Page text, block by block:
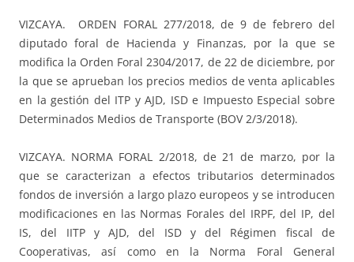
VIZCAYA. ORDEN FORAL 277/2018, de 9 de febrero del
diputado foral de Hacienda y Finanzas, por la que se
modifica la Orden Foral 2304/2017, de 22 de diciembre, por
la que se aprueban los precios medios de venta aplicables
en la gestión del ITP y AJD, ISD e Impuesto Especial sobre
Determinados Medios de Transporte (BOV 2/3/2018).
VIZCAYA. NORMA FORAL 2/2018, de 21 de marzo, por la
que se caracterizan a efectos tributarios determinados
fondos de inversión a largo plazo europeos y se introducen
modificaciones en las Normas Forales del IRPF, del IP, del
IS, del IITP y AJD, del ISD y del Régimen fiscal de
Cooperativas, así como en la Norma Foral General